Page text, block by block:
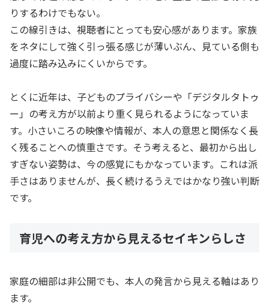
りするわけでもない。
この線引きは、視聴者にとっても安心感があります。家族
をネタにして強く引っ張る感じが薄いぶん、見ている側も
過度に踏み込みにくいからです。
とくに近年は、子どものプライバシーや「デジタルタトゥ
ー」の考え方が以前より重く見られるようになっていま
す。小さいころの映像や情報が、本人の意思と関係なく長
く残ることへの慎重さです。そう考えると、最初から出し
すぎない姿勢は、今の感覚にもかなっています。これは派
手さはありませんが、長く続けるうえではかなり強い判断
です。
育児への考え方から見えるセイキンらしさ
家庭の細部は非公開でも、本人の発言から見える軸はあり
ます。